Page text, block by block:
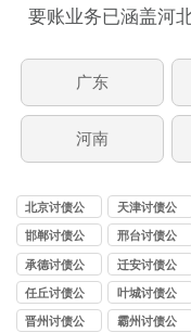
要账业务已涵盖河
广东
河南
北京讨债公
司
天津讨债公
司
邯郸讨债公
司
邢台讨债公
司
承德讨债公
司
迁安讨债公
司
任丘讨债公
司
叶城讨债公
司
晋州讨债公
霸州讨债公